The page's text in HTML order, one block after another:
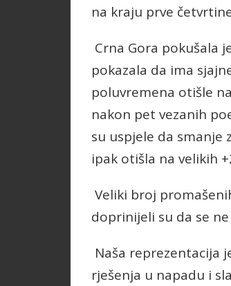
na kraju prve
Crna Gora pokušala
pokazala da ima
poluvremena otišle
nakon pet vezanih
su uspjele da smanje
ipak otišla na velikih
Veliki broj
doprinijeli su da se
Naša reprezentacija
rješenja u napadu i